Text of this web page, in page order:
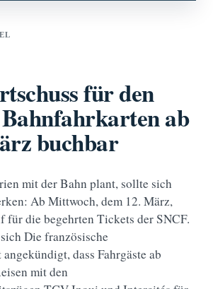
für den
ab
buchbar
mit der Bahn plant, sollte sich
Ab Mittwoch, dem 12. März,
für die begehrten Tickets der SNCF.
Die französische
dass Fahrgäste ab
mit den